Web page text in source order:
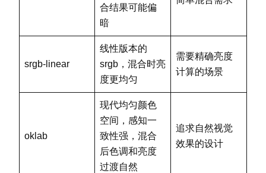
合结果可能偏
暗
srgb-linear
线性版本的
srgb，混合时亮
度更均匀
需要精确亮度
计算的场景
oklab
现代均匀颜色
空间，感知一
致性强，混合
后色调和亮度
过渡自然
追求自然视觉
效果的设计